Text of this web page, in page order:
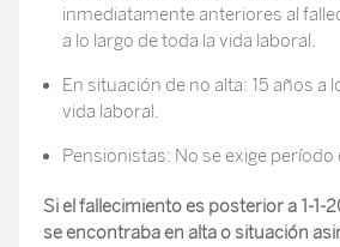
inmediatamente anteriores al
a lo largo de toda la vida laboral.
En situación de no alta: 15 años a
vida laboral.
Pensionistas: No se exige
Si el fallecimiento es posterior a 1-1-
se encontraba en alta o situación